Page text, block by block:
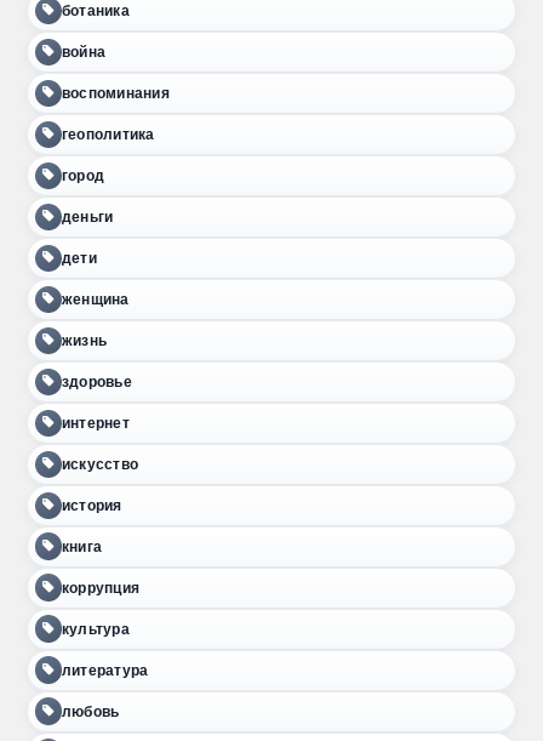
ботаника
война
воспоминания
геополитика
город
деньги
дети
женщина
жизнь
здоровье
интернет
искусство
история
книга
коррупция
культура
литература
любовь